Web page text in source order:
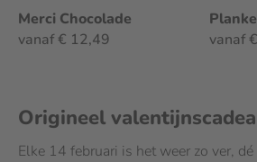
Merci Chocolade
vanaf € 12,49
vanaf
Origineel
Elke 14 februari is het weer zo ver,